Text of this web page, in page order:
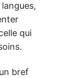
qui
bref